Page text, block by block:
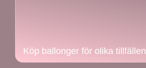
Köp ballonger för olika tillfällen